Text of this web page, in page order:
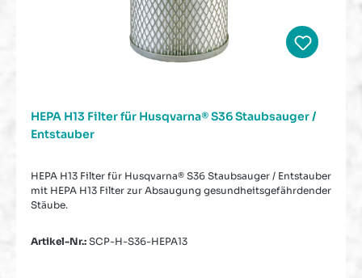
HEPA H13 Filter für Husqvarna® S36 Staubsauger /
Entstauber
HEPA H13 Filter für Husqvarna® S36 Staubsauger / Entstauber
mit HEPA H13 Filter zur Absaugung gesundheitsgefährdender
Stäube.
Artikel-Nr.: SCP-H-S36-HEPA13